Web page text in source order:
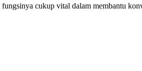
fungsinya cukup vital dalam membantu